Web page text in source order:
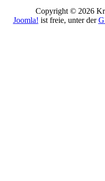
Copyright © 2026
Joomla! ist freie, unter der